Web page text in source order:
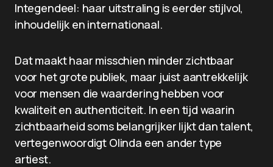
Integendeel: haar uitstraling is eerder stijlvol,
inhoudelijk en internationaal.
Dat maakt haar misschien minder zichtbaar
voor het grote publiek, maar juist aantrekkelijk
voor mensen die waardering hebben voor
kwaliteit en authenticiteit. In een tijd waarin
zichtbaarheid soms belangrijker lijkt dan talent,
vertegenwoordigt Olinda een ander type
artiest.